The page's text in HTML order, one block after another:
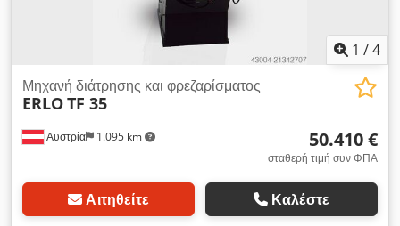
1 /4
Αυστρία 1.095 km
Μηχανή διάτρησης και φρεζαρίσματος
ERLOTF 35
50.410 €
σταθερή τιμή συν ΦΠΑ
Αιτηθείτε Καλέστε